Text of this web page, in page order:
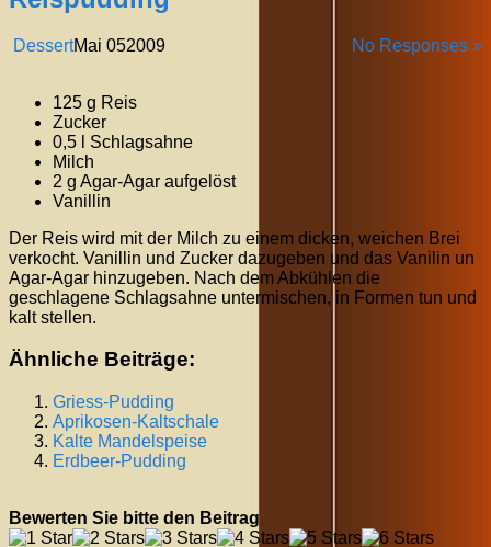
Dessert No Responses »
Mai 052009
125 g Reis
Zucker
0,5 l Schlagsahne
Milch
2 g Agar-Agar aufgelöst
Vanillin
Der Reis wird mit der Milch zu einem dicken, weichen Brei
verkocht. Vanillin und Zucker dazugeben und das Vanilin un
Agar-Agar hinzugeben. Nach dem Abkühlen die
geschlagene Schlagsahne untermischen, in Formen tun und
kalt stellen.
Ähnliche Beiträge:
Griess-Pudding
Aprikosen-Kaltschale
Kalte Mandelspeise
Erdbeer-Pudding
Bewerten Sie bitte den Beitrag